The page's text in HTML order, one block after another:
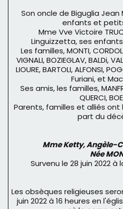
Son oncle de Biguglia Jean
enfants et
Mme Vve Victoire
Linguizzetta, ses
Les familles, MONTI,
VIGNALI, BOZIEGLAV, BALDi,
LIOURE, BARTOLI, ALFONSI,
Furiani, et
Ses amis, les familles,
QUERCI,
Parents, familles et alliés ont
part du
Mme Ketty, Angèle-
Née
Survenu le 28 juin 2022
Les obsèques religieuses
juin 2022 à 16 heures en